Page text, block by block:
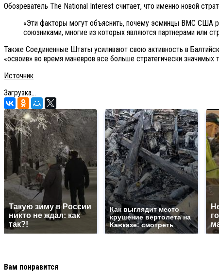
Обозреватель The National Interest считает, что именно новой
«Эти факторы могут объяснить, почему эсминцы ВМС США
союзниками, многие из которых являются партнерами или
Также Соединенные Штаты усиливают свою активность в
«освоив» во время маневров все больше стратегически
Источник
Загрузка...
Такую зиму в России
никто не ждал: как
так?!
Как выглядит место
крушение вертолета на
Кавказе: смотреть
Вам понравится